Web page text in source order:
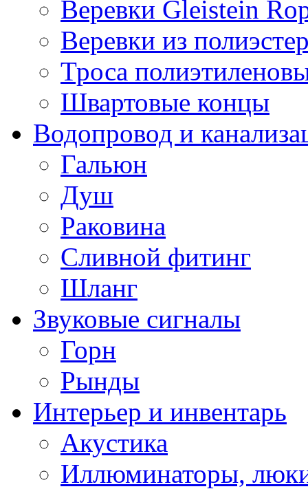
Веревки Gleistein
Веревки из
Троса
Швартовые концы
Водопровод и
Гальюн
Душ
Раковина
Сливной фитинг
Шланг
Звуковые сигналы
Горн
Рынды
Интерьер и инвентарь
Акустика
Иллюминаторы,